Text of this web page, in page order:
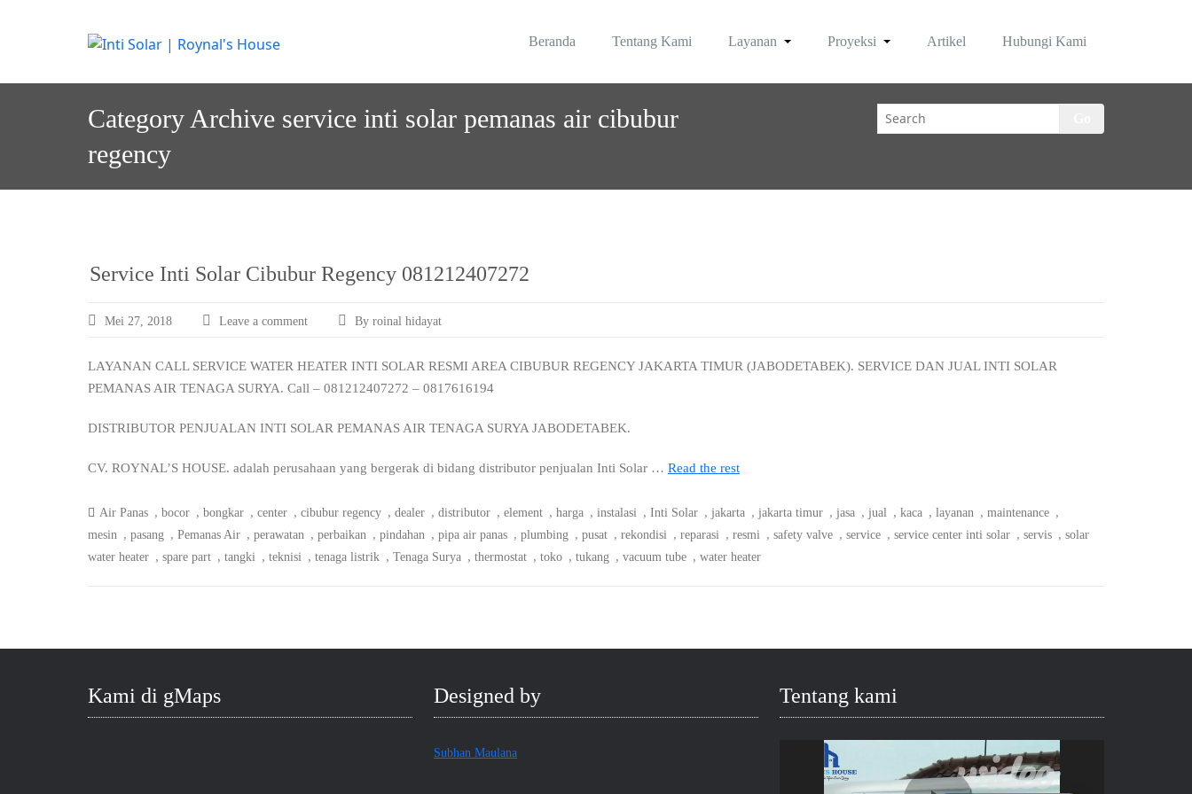
Beranda Tentang Kami Layanan Proyeksi Artikel Hubungi Kami
Category Archive service inti solar pemanas air cibubur
regency
Service Inti Solar Cibubur Regency 081212407272
Mei 27, 2018 Leave a comment By roinal hidayat
LAYANAN CALL SERVICE WATER HEATER INTI SOLAR RESMI AREA CIBUBUR REGENCY JAKARTA TIMUR (JABODETABEK). SERVICE DAN JUAL INTI SOLAR
PEMANAS AIR TENAGA SURYA. Call – 081212407272 – 0817616194
DISTRIBUTOR PENJUALAN INTI SOLAR PEMANAS AIR TENAGA SURYA JABODETABEK.
CV. ROYNAL’S HOUSE. adalah perusahaan yang bergerak di bidang distributor penjualan Inti Solar … Read the rest
Air Panas , bocor , bongkar , center , cibubur regency , dealer , distributor , element , harga , instalasi , Inti Solar , jakarta , jakarta timur , jasa , jual , kaca , layanan , maintenance ,
mesin , pasang , Pemanas Air , perawatan , perbaikan , pindahan , pipa air panas , plumbing , pusat , rekondisi , reparasi , resmi , safety valve , service , service center inti solar , servis , solar
water heater , spare part , tangki , teknisi , tenaga listrik , Tenaga Surya , thermostat , toko , tukang , vacuum tube , water heater
Kami di gMaps Designed by
Subhan Maulana
Tentang kami